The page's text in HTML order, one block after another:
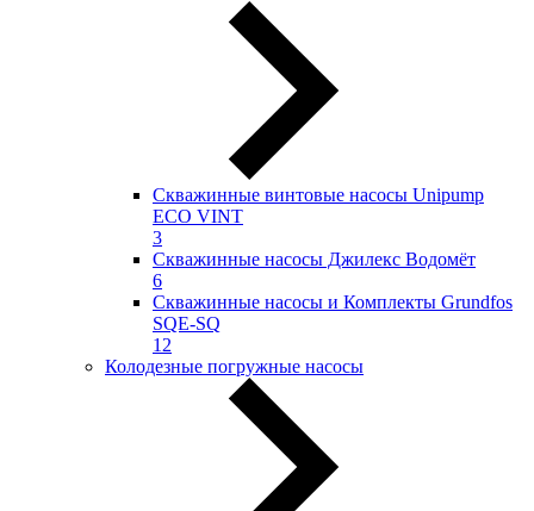
Скважинные винтовые насосы Unipump
ECO VINT
3
Скважинные насосы Джилекс Водомёт
6
Скважинные насосы и Комплекты Grundfos
SQE-SQ
12
Колодезные погружные насосы